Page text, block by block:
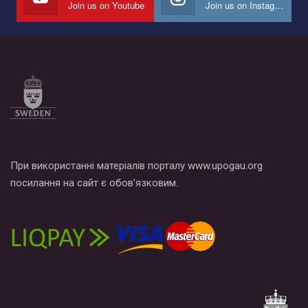
Все, что вам нужно сделать - это зайти на наш канал YouTube
по этой ссылке и поставить лайк под видео.
Join us on Youtube Join us on Instagram
При використанні матеріалів порталу www.upogau.org
посилання на сайт є обов’язковим.